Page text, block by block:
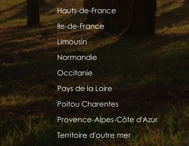
Hauts-de-France
Ile-de-France
Limousin
Normandie
Occitanie
Pays de la Loire
Poitou Charentes
Provence-Alpes-Côte d'Azur
Territoire d'outre mer